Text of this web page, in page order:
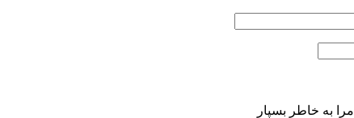
مرا به خاطر بسپار